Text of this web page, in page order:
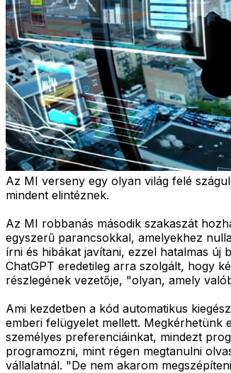
Az MI verseny egy olyan világ felé
mindent elintéznek.
Az MI robbanás második szakaszát
egyszerű parancsokkal, amelyekhez
írni és hibákat javítani, ezzel hatalmas új
ChatGPT eredetileg arra szolgált, hogy
részlegének vezetője, "olyan, amely
Ami kezdetben a kód automatikus
emberi felügyelet mellett. Megkérhetünk
személyes preferenciáinkat, mindezt
programozni, mint régen megtanulni
vállalatnál. "De nem akarom